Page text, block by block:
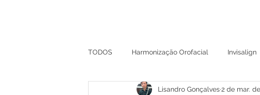
TODOS Harmonização Orofacial Invisalign
Ciência e OdontologiaLisandro Gonçalves2 de mar.